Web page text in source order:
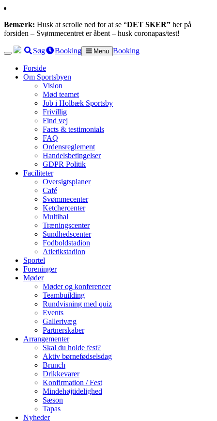
Bemærk: Husk at scrolle ned for at se “DET SKER” her på
forsiden – Svømmecentret er åbent – husk coronapas/test!
Søg Booking Menu Booking
Forside
Om Sportsbyen
Vision
Mød teamet
Job i Holbæk Sportsby
Frivillig
Find vej
Facts & testimonials
FAQ
Ordensreglement
Handelsbetingelser
GDPR Politik
Faciliteter
Oversigtsplaner
Café
Svømmecenter
Ketchercenter
Multihal
Træningscenter
Sundhedscenter
Fodboldstadion
Atletikstadion
Sportel
Foreninger
Møder
Møder og konferencer
Teambuilding
Rundvisning med quiz
Events
Gallerivæg
Partnerskaber
Arrangementer
Skal du holde fest?
Aktiv børnefødselsdag
Brunch
Drikkevarer
Konfirmation / Fest
Mindehøjtidelighed
Sæson
Tapas
Nyheder